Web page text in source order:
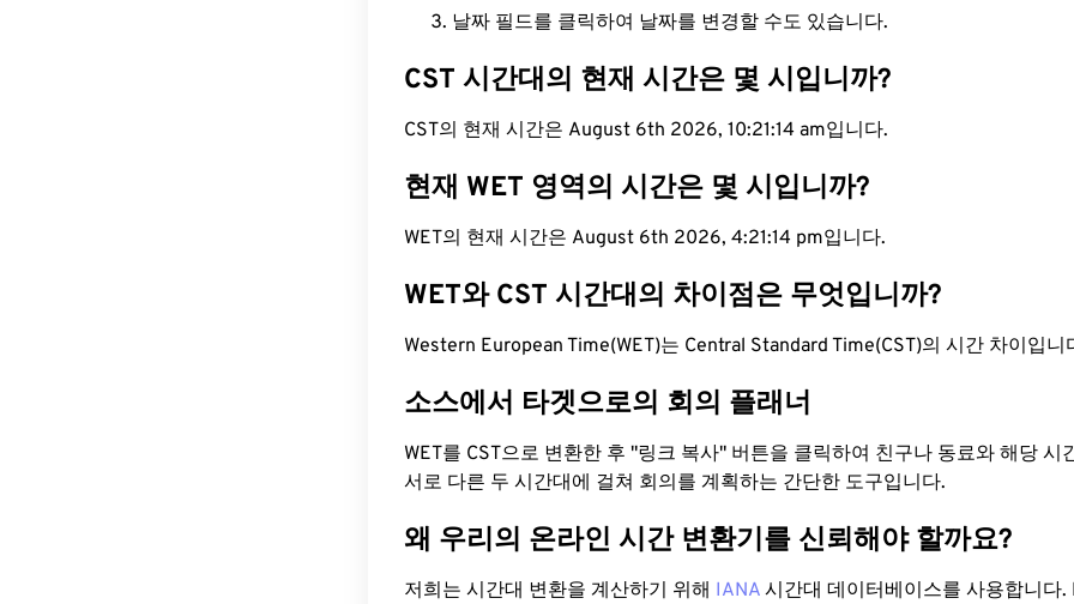
날짜 필드를 클릭하여 날짜를 변경할 수도 있습니다.
CST 시간대의 현재 시간은 몇 시입니까?
CST의 현재 시간은 August 6th 2026, 10:21:15 am입니다.
현재 WET 영역의 시간은 몇 시입니까?
WET의 현재 시간은 August 6th 2026, 4:21:15 pm입니다.
WET와 CST 시간대의 차이점은 무엇입니까?
Western European Time(WET)는 Central Standard Time(CST)의 시간 차이입니
소스에서 타겟으로의 회의 플래너
WET를 CST으로 변환한 후 "링크 복사" 버튼을 클릭하여 친구나 동료와 해당 시
서로 다른 두 시간대에 걸쳐 회의를 계획하는 간단한 도구입니다.
왜 우리의 온라인 시간 변환기를 신뢰해야 할까요?
저희는 시간대 변환을 계산하기 위해 IANA 시간대 데이터베이스를 사용합니다.